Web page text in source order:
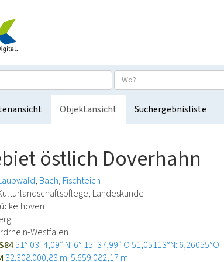
Objektansicht Suchergebnisliste
östlich Doverhahn
Bach Fischteich
Landeskunde
Westfalen
51° 03′ 4,09″ N: 6° 15′ 37,99″ O51,05113°N: 6,26055°O
32.308.000,83 m: 5.659.082,17 m